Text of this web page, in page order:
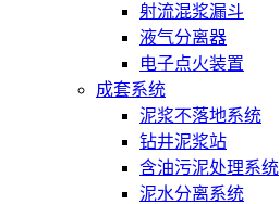
射流混浆漏斗
液气分离器
电子点火装置
成套系统
泥浆不落地系统
钻井泥浆站
含油污泥处理系统
泥水分离系统